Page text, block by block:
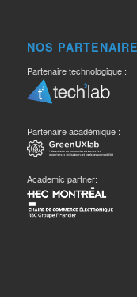
NOS
Partenaire technologique :
Partenaire académique :
Academic partner: